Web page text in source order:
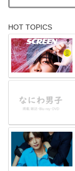
HOT TOPICS